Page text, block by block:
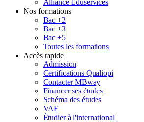
Alliance Eduservices
Nos formations
Bac +2
Bac +3
Bac +5
Toutes les formations
Accès rapide
Admission
Certifications Qualiopi
Contacter MBway
Financer ses études
Schéma des études
VAE
Étudier à l'international